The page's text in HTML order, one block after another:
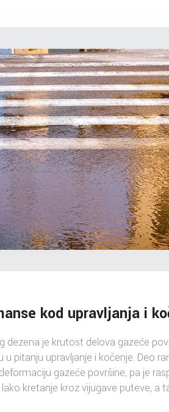
kod upravljanja i
dezena je krutost delova gazeće
u pitanju upravljanje i kočenje. Deo
gazeće površine, pa je
kretanje kroz vijugave puteve, a